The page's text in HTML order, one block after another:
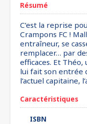
Résumé
C’est la reprise
Crampons FC !
entraîneur, se
remplacer… par
efficaces. Et
lui fait son entrée
l’actuel capitaine,
Caractéristiques
ISBN